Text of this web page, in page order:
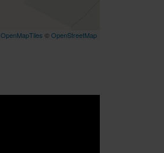
OpenMapTiles ©OpenStreetMap